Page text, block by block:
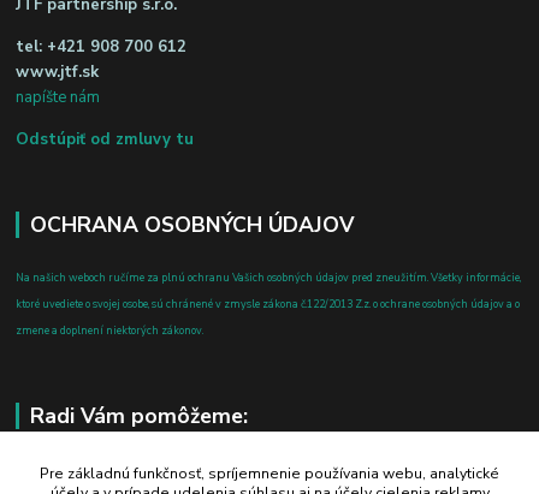
JTF partnership s.r.o.
tel: +421 908 700 612
www.jtf.sk
napíšte nám
Odstúpiť od zmluvy tu
OCHRANA OSOBNÝCH ÚDAJOV
Na našich weboch ručíme za plnú ochranu Vašich osobných údajov pred zneužitím. Všetky informácie,
ktoré uvediete o svojej osobe, sú chránené v zmysle zákona č.122/2013 Z.z. o ochrane osobných údajov a o
zmene a doplnení niektorých zákonov.
Radi Vám pomôžeme:
+421 908 700 612
Pre základnú funkčnosť, spríjemnenie používania webu, analytické